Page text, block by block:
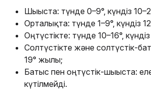
Шығыста: түнде 0–9°, күндіз
Орталықта: түнде 1–9°, күндіз
Оңтүстікте: түнде 10–16°,
Солтүстікте және солтүстік-
19° жылы;
Батыс пен оңтүстік-шығыста:
күтілмейді.